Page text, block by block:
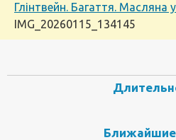
Глінтвейн. Багаття. Масляна
IMG_20260115_134145